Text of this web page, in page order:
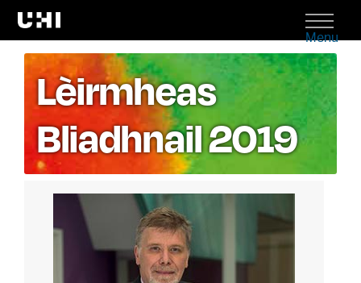
Menu
Lèirmheas
Bliadhnail 2019